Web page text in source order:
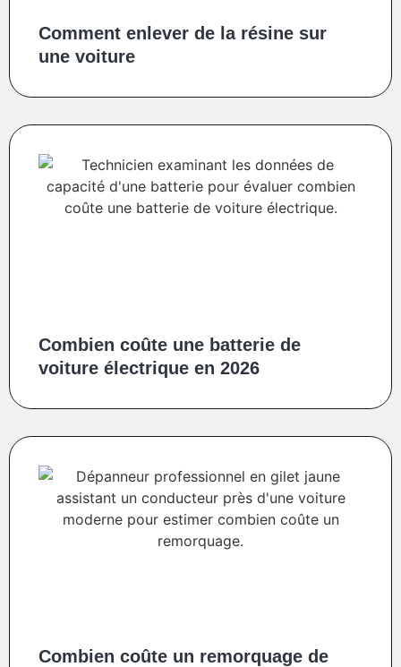
Comment enlever de la résine sur
une voiture
Combien coûte une batterie de
voiture électrique en 2026
Combien coûte un remorquage de